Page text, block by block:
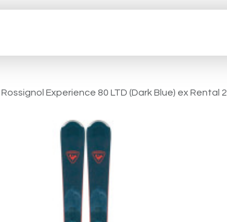
Rossignol Experience 80 LTD (Dark Blue) ex Rental 2